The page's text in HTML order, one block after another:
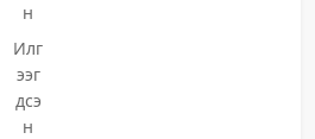
н
Илг
ээг
дсэ
н